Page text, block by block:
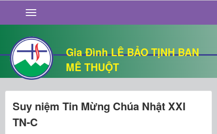
Gia Đình LÊ BẢO TỊNH BAN
MÊ THUỘT
GIỚI THIỆU
TIN TỨC
SỐNG ĐẠO
CHUYỆN NHÀ
QUÁN VĂN
THƯ GIÃN
Suy niệm Tin Mừng Chúa Nhật XXI
TN-C